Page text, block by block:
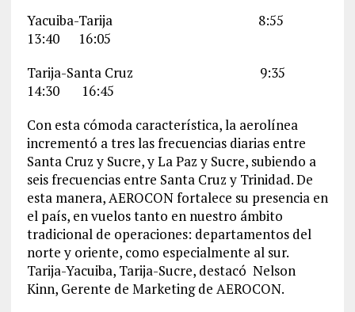
Yacuiba-Tarija 8:55
13:40 16:05
Tarija-Santa Cruz 9:35
14:30 16:45
Con esta cómoda característica, la aerolínea
incrementó a tres las frecuencias diarias entre
Santa Cruz y Sucre, y La Paz y Sucre, subiendo a
seis frecuencias entre Santa Cruz y Trinidad. De
esta manera, AEROCON fortalece su presencia en
el país, en vuelos tanto en nuestro ámbito
tradicional de operaciones: departamentos del
norte y oriente, como especialmente al sur.
Tarija-Yacuiba, Tarija-Sucre, destacó Nelson
Kinn, Gerente de Marketing de AEROCON.